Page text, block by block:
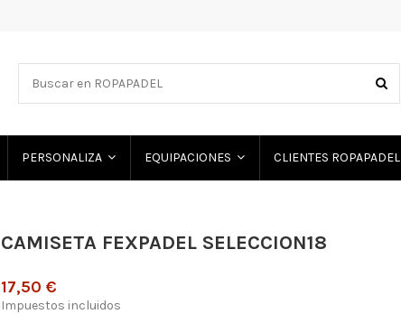
PERSONALIZA EQUIPACIONES CLIENTES ROPAPADEL
CAMISETA FEXPADEL SELECCION18
17,50 €
Impuestos incluidos